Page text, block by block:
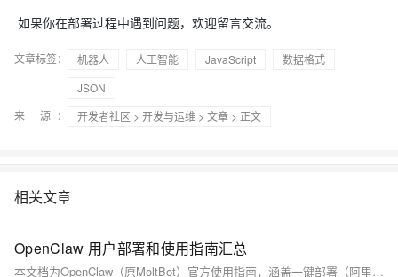
如果你在部署过程中遇到问题，欢迎留言交流。
文章标签： 机器人 人工智能 JavaScript
数据格式
JSON
来 源：
开发者社区 > 开发与运维 > 文章 > 正文
相关文章
OpenClaw 用户部署和使用指南汇总
本文档为OpenClaw（原MoltBot）官方使用指南，涵盖一键部署（阿里云轻量服务器年仅68元）、钉钉/飞书/企微等多平台AI员工搭建、典型场景实践及高频问题FAQ。同步更新产品化修复进展，助力用户高效落地7×24小时主动执行AI助手。